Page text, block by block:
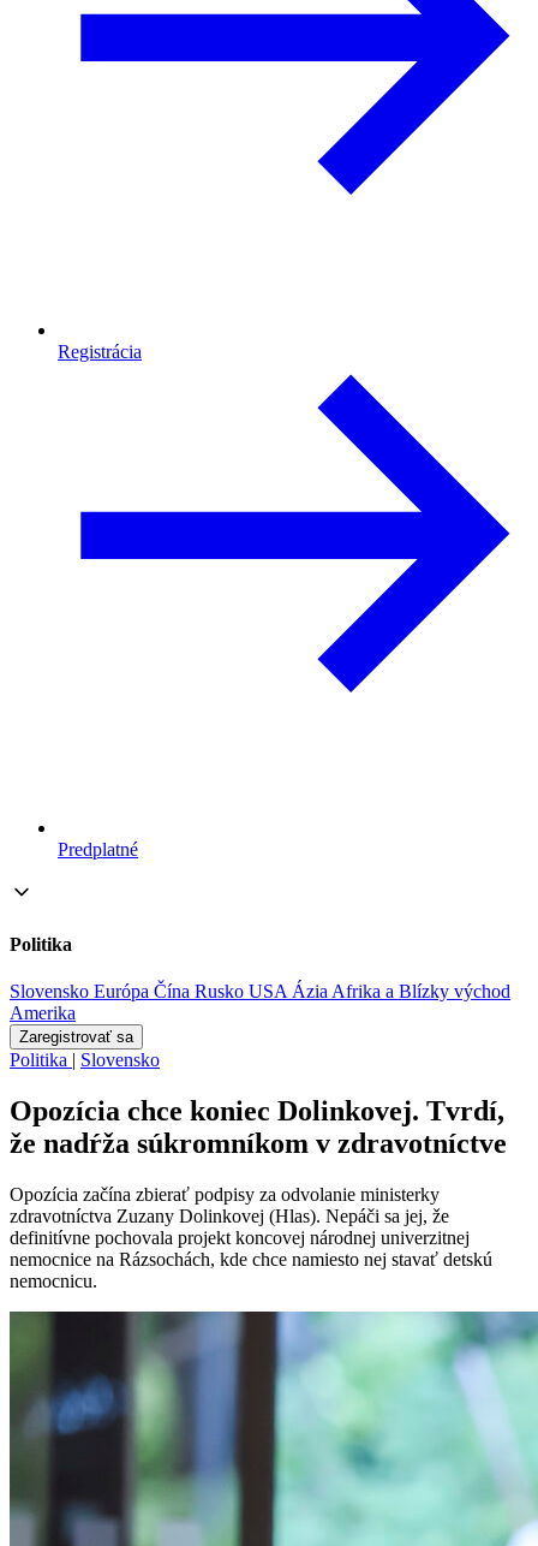
Registrácia
Predplatné
Politika
Slovensko Európa Čína Rusko USA ÁziaAfrika a Blízky východ
Amerika
Zaregistrovať sa
Politika | Slovensko
Opozícia chce koniec Dolinkovej. Tvrdí,
že nadŕža súkromníkom v zdravotníctve
Opozícia začína zbierať podpisy za odvolanie ministerky
zdravotníctva Zuzany Dolinkovej (Hlas). Nepáči sa jej, že
definitívne pochovala projekt koncovej národnej univerzitnej
nemocnice na Rázsochách, kde chce namiesto nej stavať detskú
nemocnicu.